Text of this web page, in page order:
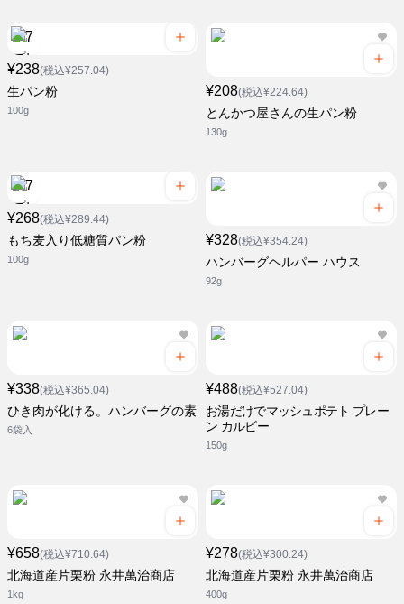
¥238(税込¥257.04)
生パン粉
100g
¥208(税込¥224.64)
とんかつ屋さんの生パン粉
130g
¥268(税込¥289.44)
もち麦入り低糖質パン粉
100g
¥328(税込¥354.24)
ハンバーグヘルパー ハウス
92g
¥338(税込¥365.04)
ひき肉が化ける。ハンバーグの素
6袋入
¥488(税込¥527.04)
お湯だけでマッシュポテト プレー
ン カルビー
150g
¥658(税込¥710.64)
北海道産片栗粉 永井萬治商店
1kg
¥278(税込¥300.24)
北海道産片栗粉 永井萬治商店
400g